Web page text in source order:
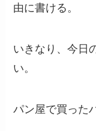
由に書ける。
いきなり、今日
い。
パン屋で買った